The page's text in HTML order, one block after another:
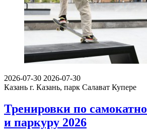
2026-07-30 2026-07-30
Казань г. Казань, парк Салават Купере
Тренировки по
и паркуру 2026